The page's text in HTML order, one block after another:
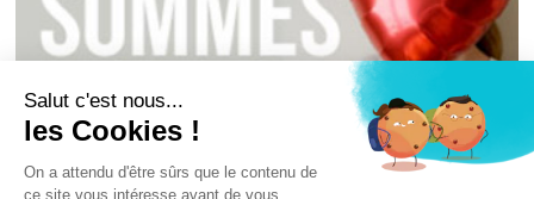
Salut c'est nous...
les Cookies !
On a attendu d'être sûrs que le contenu de
ce site vous intéresse avant de vous